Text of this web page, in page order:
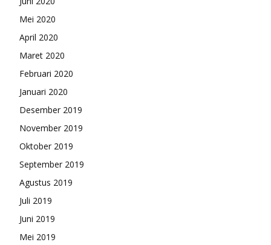
Mei 2020
April 2020
Maret 2020
Februari 2020
Januari 2020
Desember 2019
November 2019
Oktober 2019
September 2019
Agustus 2019
Juli 2019
Juni 2019
Mei 2019